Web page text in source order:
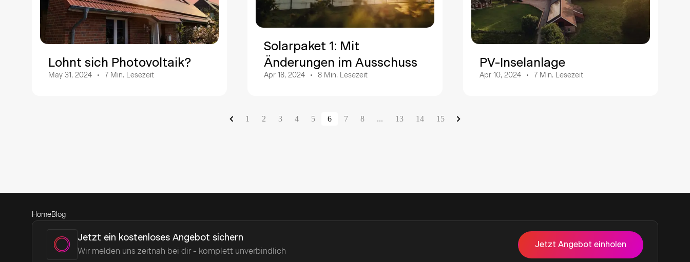
Lohnt sich Photovoltaik?
May 31, 2024 7 Min. Lesezeit
Solarpaket 1: Mit
Änderungen im Ausschuss
Apr 18, 2024 8 Min. Lesezeit
PV-Inselanlage
Apr 10, 2024 7 Min. Lesezeit
1 2 3 4 5 6 7 8 ... 13 14 15
HomeBlog
Jetzt ein kostenloses Angebot sichern
Wir melden uns zeitnah bei dir - komplett unverbindlich
Jetzt Angebot einholen